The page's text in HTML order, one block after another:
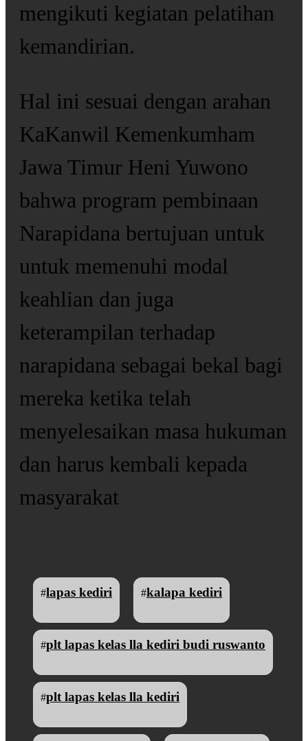
mengikuti kegiatan pelatihan
kemandirian.
Hal ini sesuai dengan arahan
KaKanwil Kemenkumham
Jawa Timur Heni Yuwono
bahwa program pembinaan
Narapidana bertujuan untuk
untuk memenuhi modal
keahlian dan juga
keterampilan terhadap
narapidana sebagai bekal bagi
mereka ketika telah
menyelesaikan masa hukuman
dan harus kembali kepada
masyarakat
#lapas kediri #kalapa kediri
#plt lapas kelas lla kediri budi ruswanto
#plt lapas kelas lla kediri